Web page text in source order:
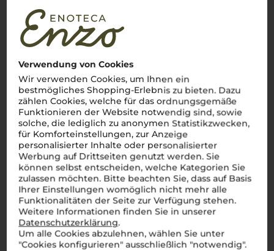
Verwendung von Cookies
Wir verwenden Cookies, um Ihnen ein
bestmögliches Shopping-Erlebnis zu bieten. Dazu
zählen Cookies, welche für das ordnungsgemäße
Funktionieren der Website notwendig sind, sowie
solche, die lediglich zu anonymen Statistikzwecken,
für Komforteinstellungen, zur Anzeige
personalisierter Inhalte oder personalisierter
Werbung auf Drittseiten genutzt werden. Sie
können selbst entscheiden, welche Kategorien Sie
zulassen möchten. Bitte beachten Sie, dass auf Basis
Ihrer Einstellungen womöglich nicht mehr alle
Funktionalitäten der Seite zur Verfügung stehen.
Weitere Informationen finden Sie in unserer
Datenschutzerklärung.
Um alle Cookies abzulehnen, wählen Sie unter
"Cookies konfigurieren" ausschließlich "notwendig".